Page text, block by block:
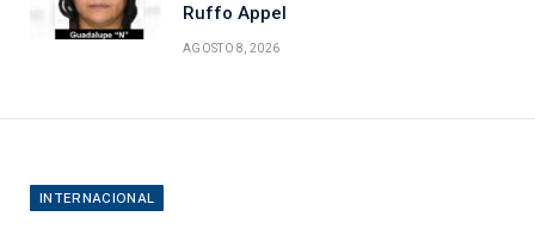
Ruffo Appel
AGOSTO 8, 2026
INTERNACIONAL